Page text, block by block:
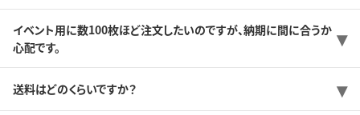
イベント用に数100枚ほど注文したいのですが、納期に間に合うか
心配です。
送料はどのくらいですか？